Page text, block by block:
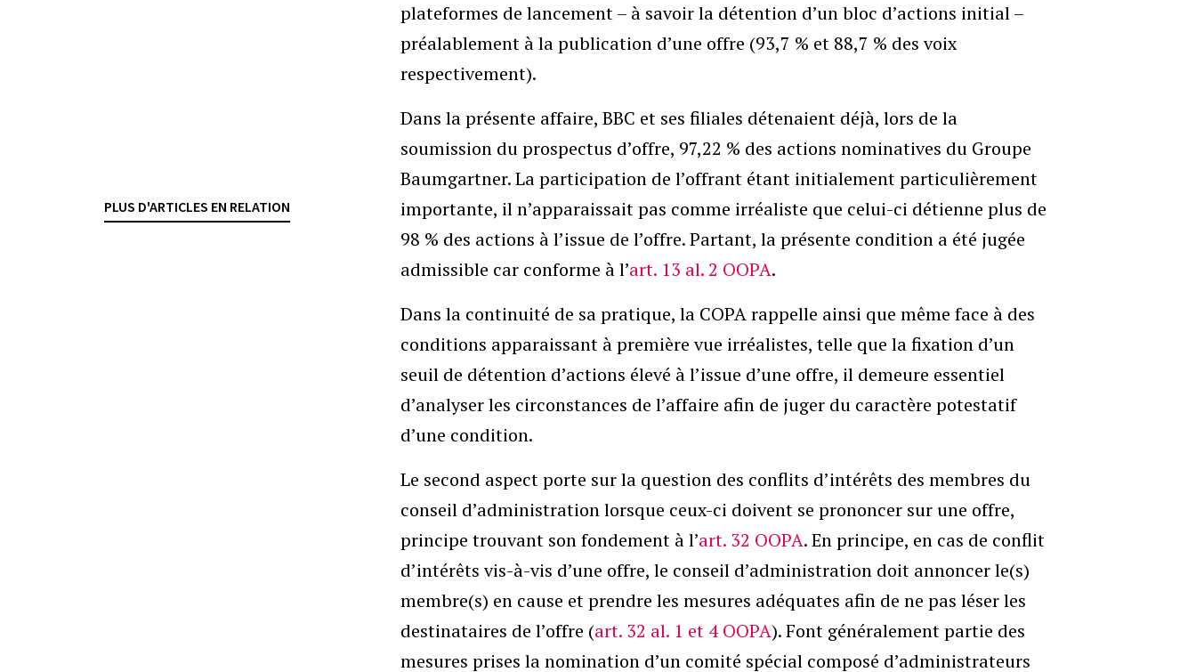
Genève, Schulthess, 2024
PLUS D'ARTICLES EN RELATION
plateformes de lancement – à savoir la détention d’un bloc d’actions initial –
préalablement à la publication d’une offre (93,7 % et 88,7 % des voix
respectivement).
Dans la présente affaire, BBC et ses filiales détenaient déjà, lors de la
soumission du prospectus d’offre, 97,22 % des actions nominatives du Groupe
Baumgartner. La participation de l’offrant étant initialement particulièrement
importante, il n’apparaissait pas comme irréaliste que celui-ci détienne plus de
98 % des actions à l’issue de l’offre. Partant, la présente condition a été jugée
admissible car conforme à l’art. 13 al. 2 OOPA.
Dans la continuité de sa pratique, la COPA rappelle ainsi que même face à des
conditions apparaissant à première vue irréalistes, telle que la fixation d’un
seuil de détention d’actions élevé à l’issue d’une offre, il demeure essentiel
d’analyser les circonstances de l’affaire afin de juger du caractère potestatif
d’une condition.
Le second aspect porte sur la question des conflits d’intérêts des membres du
conseil d’administration lorsque ceux-ci doivent se prononcer sur une offre,
principe trouvant son fondement à l’art. 32 OOPA. En principe, en cas de conflit
d’intérêts vis-à-vis d’une offre, le conseil d’administration doit annoncer le(s)
membre(s) en cause et prendre les mesures adéquates afin de ne pas léser les
destinataires de l’offre (art. 32 al. 1 et 4 OOPA). Font généralement partie des
mesures prises la nomination d’un comité spécial composé d’administrateurs